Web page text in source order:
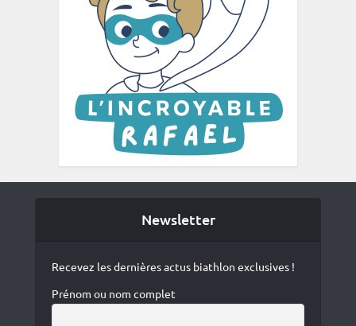
Newsletter
Recevez les dernières actus biathlon exclusives !
Prénom ou nom complet